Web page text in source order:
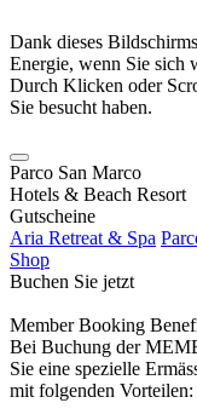
Dank dieses
Energie, wenn Sie sich
Durch Klicken oder
Sie besucht haben.
Parco San Marco
Hotels & Beach Resort
Gutscheine
Aria Retreat & Spa
Shop
Buchen Sie jetzt
Member Booking
Bei Buchung der
Sie eine spezielle
mit folgenden Vorteilen: